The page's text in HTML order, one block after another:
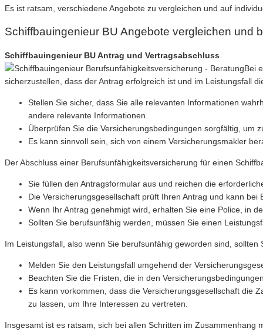
Es ist ratsam, verschiedene Angebote zu vergleichen und auf
Schiffbauingenieur BU Angebote vergleichen und
Schiffbauingenieur BU Antrag und Vertragsabschluss
Bei
sicherzustellen, dass der Antrag erfolgreich ist und im Leistungsfall
Stellen Sie sicher, dass Sie alle relevanten Informationen
andere relevante Informationen.
Überprüfen Sie die Versicherungsbedingungen sorgfältig, um
Es kann sinnvoll sein, sich von einem Versicherungsmakler
Der Abschluss einer Berufsunfähigkeitsversicherung für einen
Sie füllen den Antragsformular aus und reichen die
Die Versicherungsgesellschaft prüft Ihren Antrag und kann
Wenn Ihr Antrag genehmigt wird, erhalten Sie eine Police, in
Sollten Sie berufsunfähig werden, müssen Sie einen
Im Leistungsfall, also wenn Sie berufsunfähig geworden sind, sollten
Melden Sie den Leistungsfall umgehend der
Beachten Sie die Fristen, die in den
Es kann vorkommen, dass die Versicherungsgesellschaft die
zu lassen, um Ihre Interessen zu vertreten.
Insgesamt ist es ratsam, sich bei allen Schritten im